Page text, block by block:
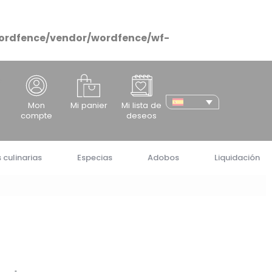
vendor/wordfence/wf-
Mon
compte
Mi panier
Mi lista de
deseos
culinarias Especias Adobos Liquidación